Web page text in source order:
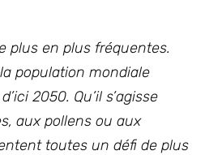
plus en plus fréquentes.
la population mondiale
2050. Qu’il s’agisse
aux pollens ou aux
toutes un défi de plus